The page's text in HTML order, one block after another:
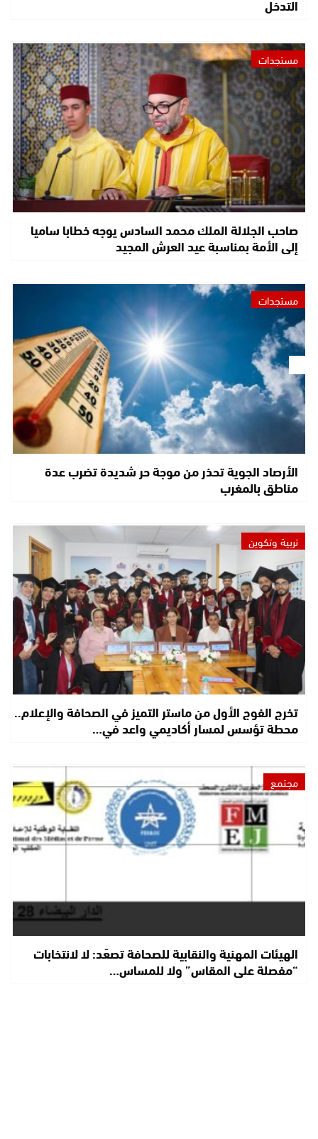
مستجدات
صاحب الجلالة الملك محمد السادس يوجه خطابا ساميا
إلى الأمة بمناسبة عيد العرش المجيد
مستجدات
الأرصاد الجوية تحذر من موجة حر شديدة تضرب عدة
مناطق بالمغرب
تربية وتكوين
تخرج الفوج الأول من ماستر التميز في الصحافة والإعلام..
محطة تؤسس لمسار أكاديمي واعد في…
مجتمع
الهيئات المهنية والنقابية للصحافة تصعّد: لا لانتخابات
“مفصلة على المقاس” ولا للمساس…